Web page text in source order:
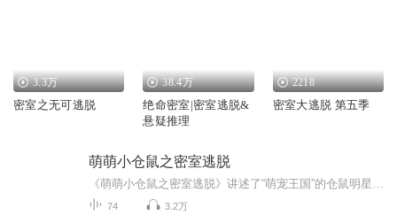
3.3万
密室之无可逃脱
38.4万
绝命密室|密室逃脱&
悬疑推理
2218
密室大逃脱 第五季
萌萌小仓鼠之密室逃脱
74 3.2万